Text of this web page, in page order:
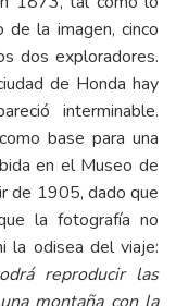
la imagen, cinco
dos exploradores.
de Honda hay
interminable.
base para una
en el Museo de
de 1905, dado que
la fotografía no
la odisea del viaje:
reproducir las